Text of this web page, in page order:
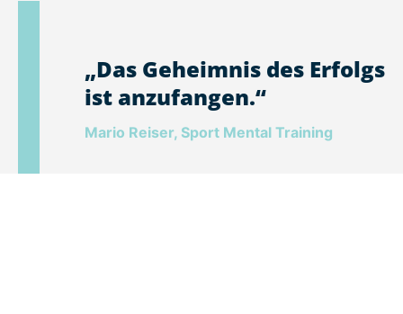
„Das Geheimnis des Erfolgs
ist anzufangen.“
Mario Reiser, Sport Mental Training